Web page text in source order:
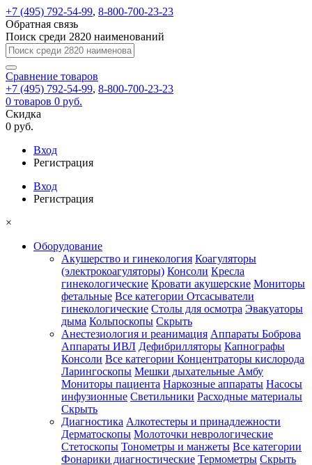
+7 (495) 792-54-99, 8-800-700-23-23
Обратная связь
Поиск среди 2820 наименований
Сравнение товаров
+7 (495) 792-54-99, 8-800-700-23-23
0 товаров 0 руб.
Скидка
0 руб.
Вход
Регистрация
Вход
Регистрация
×
Оборудование
Акушерство и гинекология Коагуляторы
(электрокоагуляторы) Консоли Кресла
гинекологические Кровати акушерские Мониторы
фетальные Все категории Отсасыватели
гинекологические Столы для осмотра Эвакуаторы
дыма Кольпоскопы Скрыть
Анестезиология и реанимация Аппараты Боброва
Аппараты ИВЛ Дефибрилляторы Капнографы
Консоли Все категории Концентраторы кислорода
Ларингоскопы Мешки дыхательные Амбу
Мониторы пациента Наркозные аппараты Насосы
инфузионные Светильники Расходные материалы
Скрыть
Диагностика Алкотестеры и принадлежности
Дерматоскопы Молоточки неврологические
Стетоскопы Тонометры и манжеты Все категории
Фонарики диагностические Термометры Скрыть